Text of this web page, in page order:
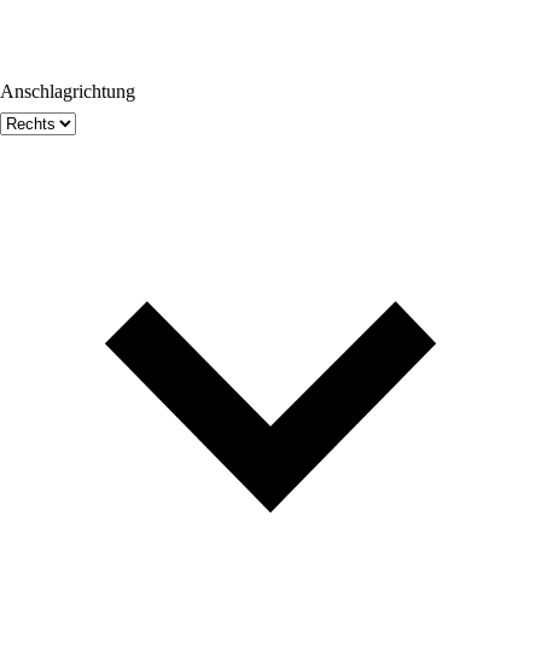
Anschlagrichtung